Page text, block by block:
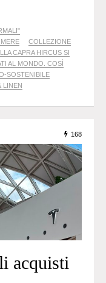
COLLEZIONE
CAPRA HIRCUS SI
AL MONDO. COSÌ
SOSTENIBILE
LINEN
168
acquisti